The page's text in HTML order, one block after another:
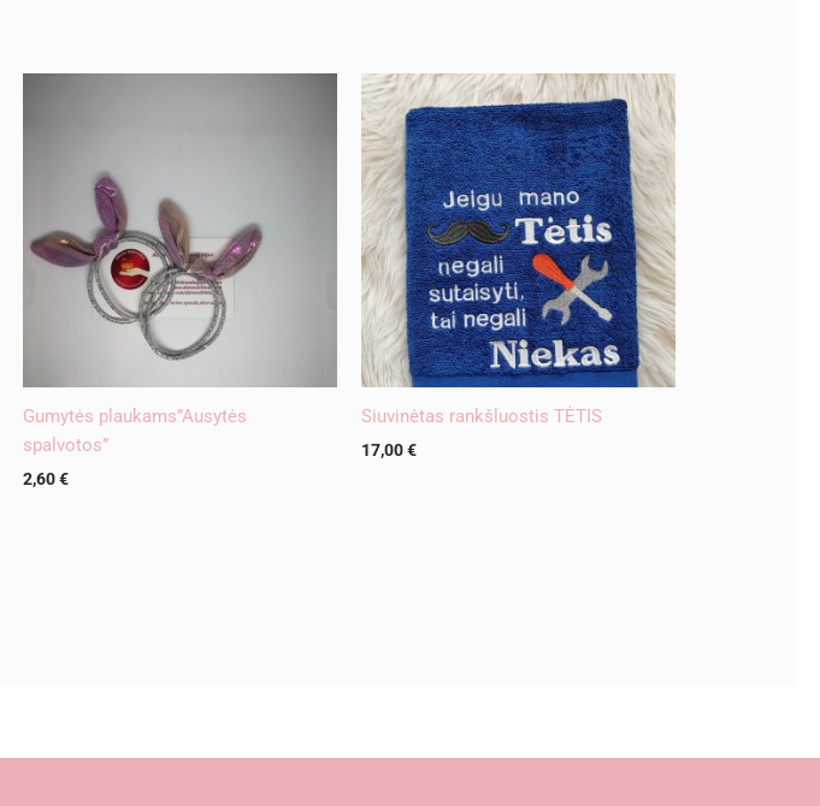
Gumytės plaukams”Ausytės
spalvotos”
2,60€
Siuvinėtas rankšluostis TĖTIS
17,00€